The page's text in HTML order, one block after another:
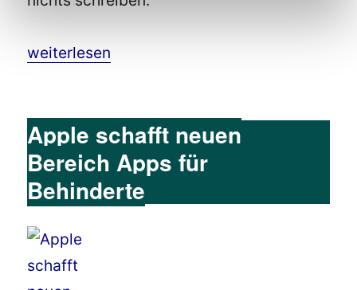
„Barrierefreiheit bzw. Bedienungshilfen:
weiterlesen
Apple schafft neuen
Bereich Apps für
Behinderte